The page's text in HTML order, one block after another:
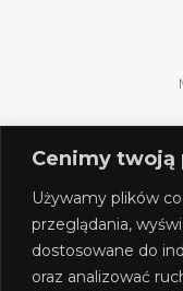
Cenimy twoją
Używamy plików
przeglądania,
dostosowane do
oraz analizować